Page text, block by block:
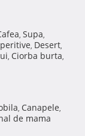
, Supa,
, Desert,
, Ciorba burta,
, Canapele,
de mama